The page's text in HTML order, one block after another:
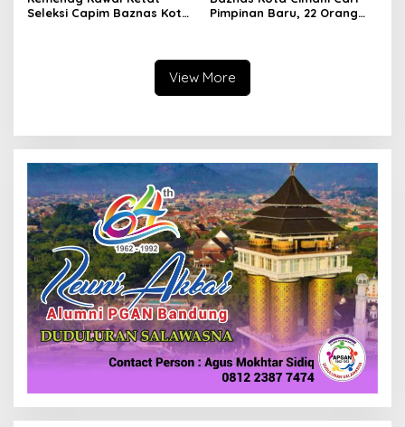
Seleksi Capim Baznas Kota
Pimpinan Baru, 22 Orang
View More